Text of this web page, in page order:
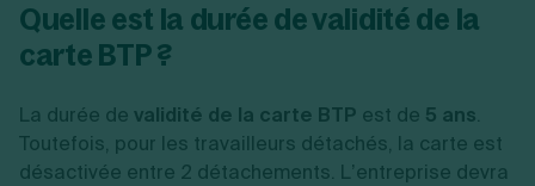
Quelle est la durée de validité de la
carte BTP ?
La durée de validité de la carte BTP est de 5 ans.
Toutefois, pour les travailleurs détachés, la carte est
désactivée entre 2 détachements. L’entreprise devra